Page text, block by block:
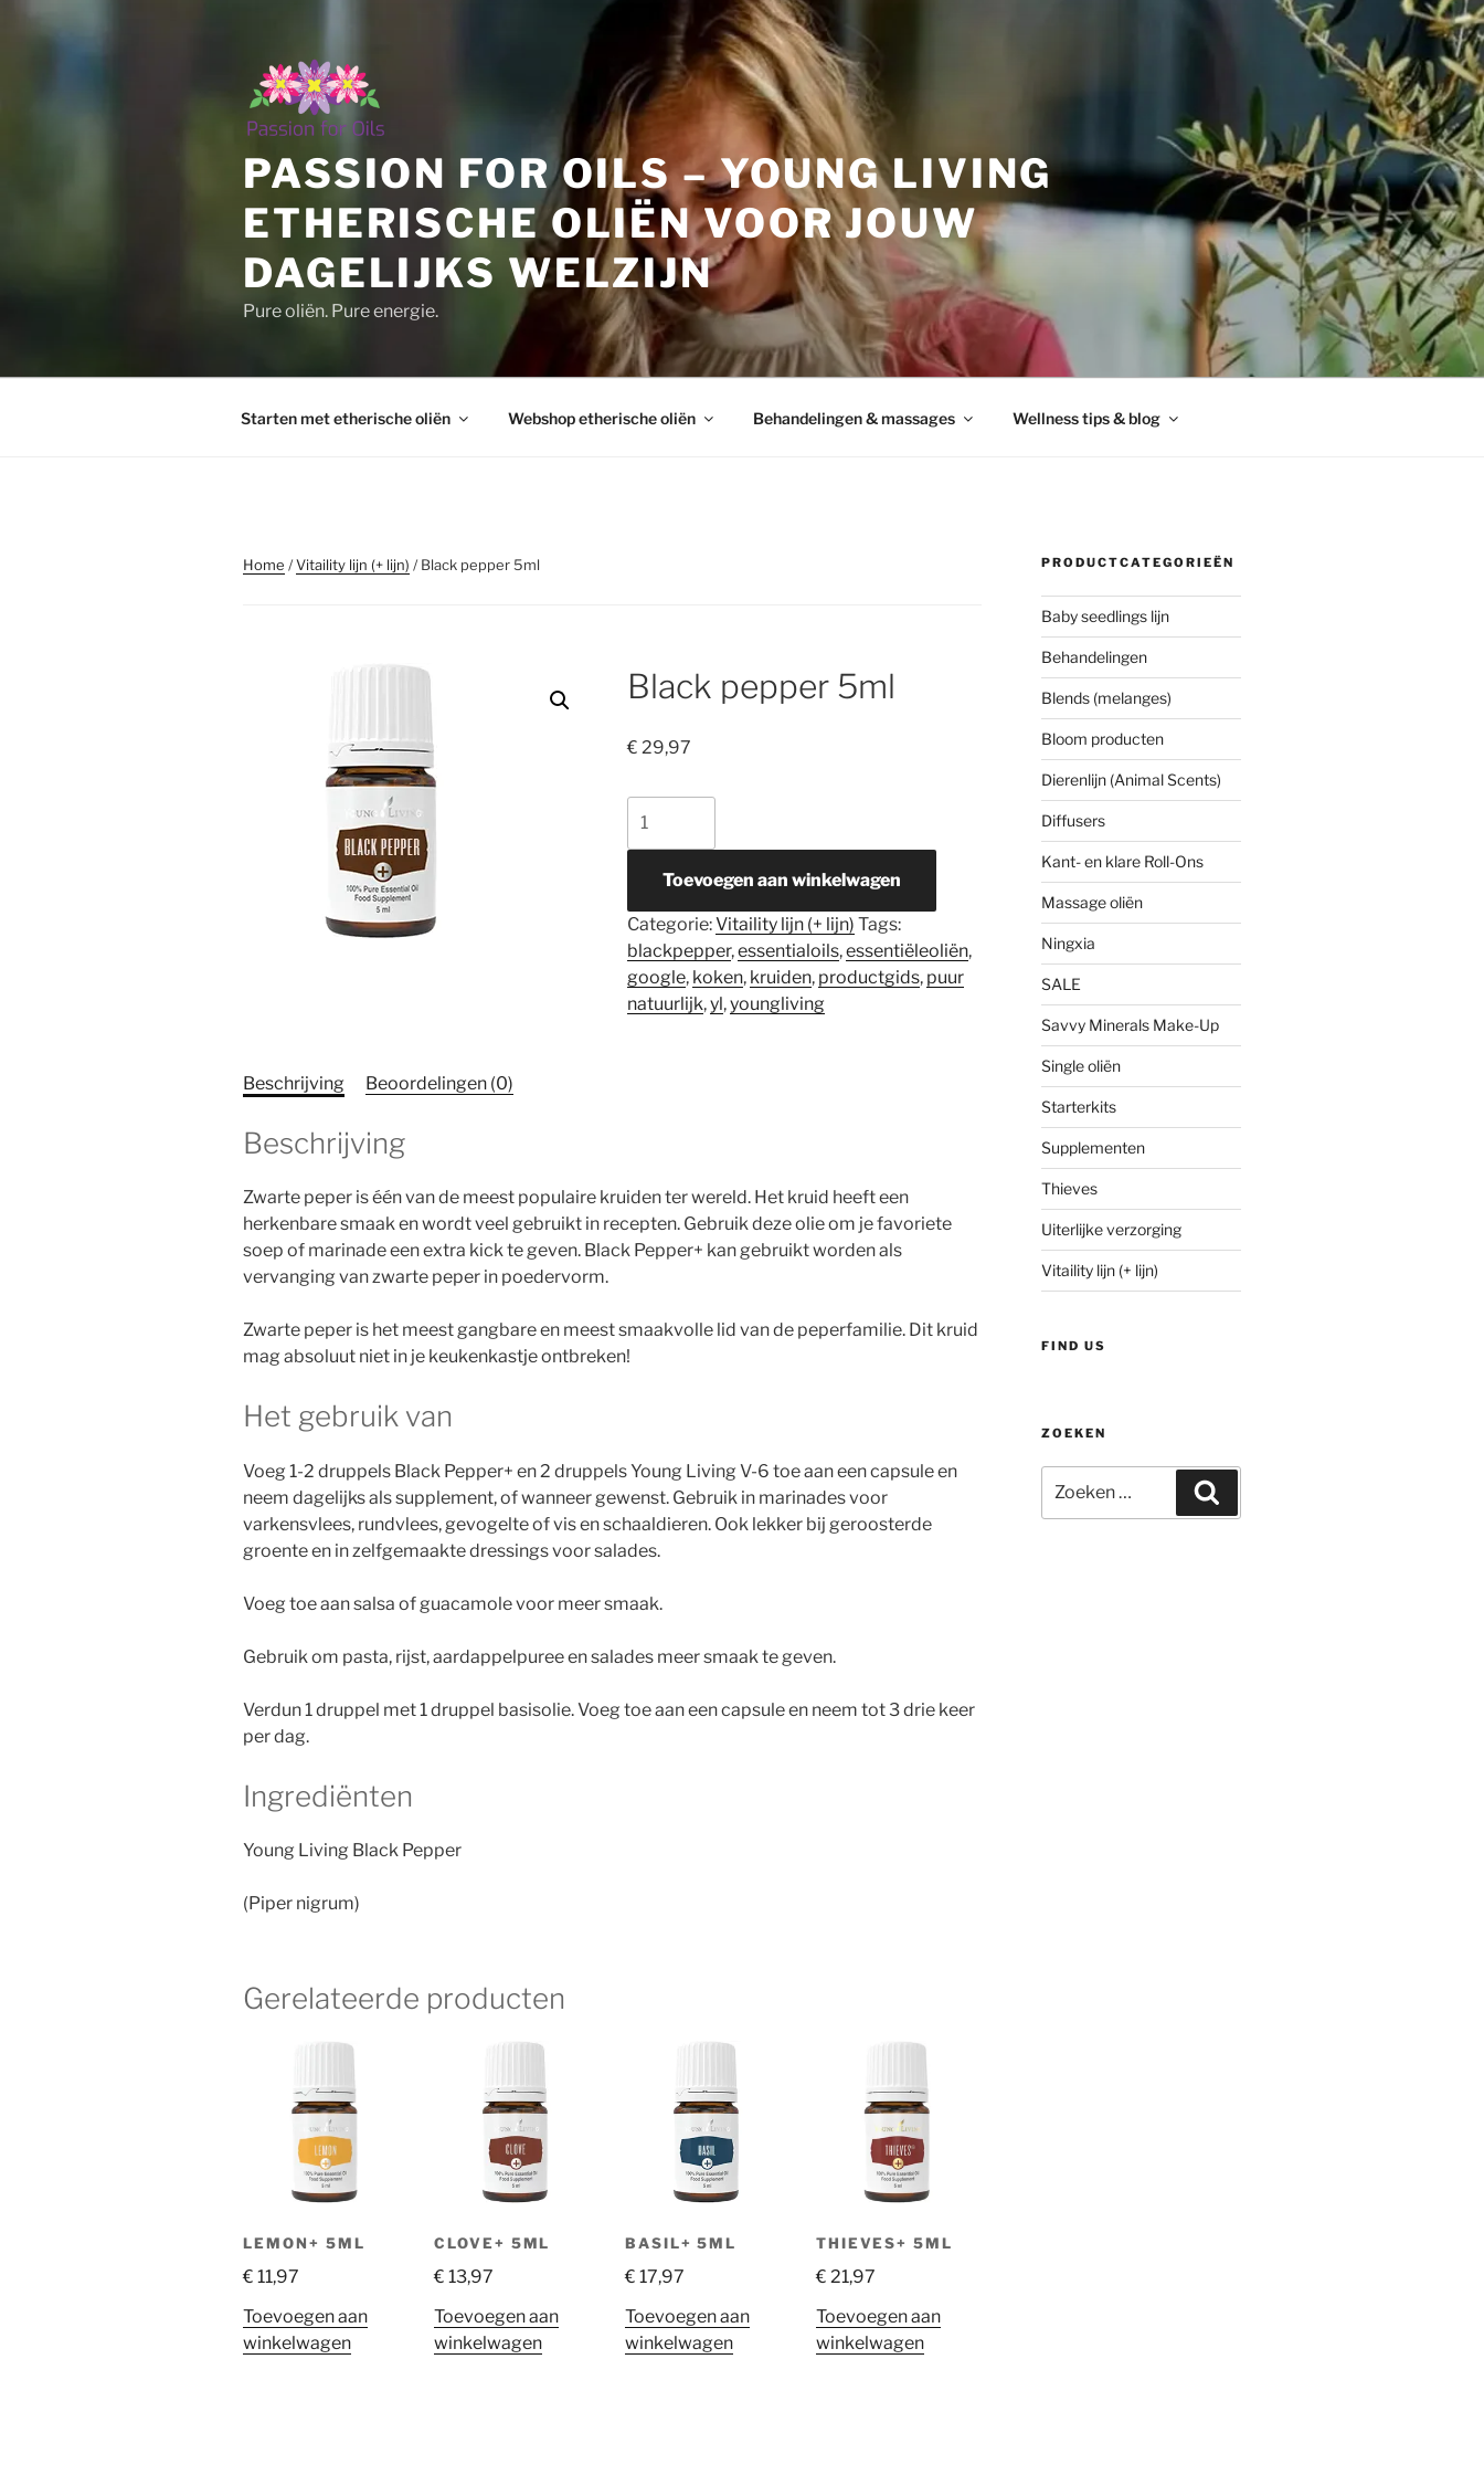
PASSION FOR OILS – YOUNG LIVING
ETHERISCHE OLIËN VOOR JOUW
DAGELIJKS WELZIJN
Pure oliën. Pure energie.
Starten met etherische oliën Webshop etherische oliën Behandelingen & massages Wellness tips & blog
Home /Vitaility lijn (+ lijn) / Black pepper 5ml
Black pepper 5ml
€ 29,97
pepper
aantalToevoegen aan winkelwagen
Categorie:Vitaility lijn (+ lijn) Tags:
blackpepper,essentialoils,essentiëleoliën,
google, koken, kruiden, productgids, puur
natuurlijk,yl,youngliving
Beschrijving Beoordelingen (0)
Beschrijving
Zwarte peper is één van de meest populaire kruiden ter wereld. Het kruid heeft een
herkenbare smaak en wordt veel gebruikt in recepten. Gebruik deze olie om je favoriete
soep of marinade een extra kick te geven. Black Pepper+ kan gebruikt worden als
vervanging van zwarte peper in poedervorm.
Zwarte peper is het meest gangbare en meest smaakvolle lid van de peperfamilie. Dit kruid
mag absoluut niet in je keukenkastje ontbreken!
Het gebruik van
Voeg 1-2 druppels Black Pepper+ en 2 druppels Young Living V-6 toe aan een capsule en
neem dagelijks als supplement, of wanneer gewenst. Gebruik in marinades voor
varkensvlees, rundvlees, gevogelte of vis en schaaldieren. Ook lekker bij geroosterde
groente en in zelfgemaakte dressings voor salades.
Voeg toe aan salsa of guacamole voor meer smaak.
Gebruik om pasta, rijst, aardappelpuree en salades meer smaak te geven.
Verdun 1 druppel met 1 druppel basisolie. Voeg toe aan een capsule en neem tot 3 drie keer
per dag.
Ingrediënten
Young Living Black Pepper
(Piper nigrum)
Gerelateerde producten
LEMON+ 5ML
€ 11,97
Toevoegen aan
winkelwagen
CLOVE+ 5ML
€ 13,97
Toevoegen aan
winkelwagen
BASIL+ 5ML
€ 17,97
Toevoegen aan
winkelwagen
THIEVES+ 5ML
€ 21,97
Toevoegen aan
winkelwagen
PRODUCTCATEGORIEËN
Baby seedlings lijn
Behandelingen
Blends (melanges)
Bloom producten
Dierenlijn (Animal Scents)
Diffusers
Kant- en klare Roll-Ons
Massage oliën
Ningxia
SALE
Savvy Minerals Make-Up
Single oliën
Starterkits
Supplementen
Thieves
Uiterlijke verzorging
Vitaility lijn (+ lijn)
FIND US
ZOEKEN
naar: